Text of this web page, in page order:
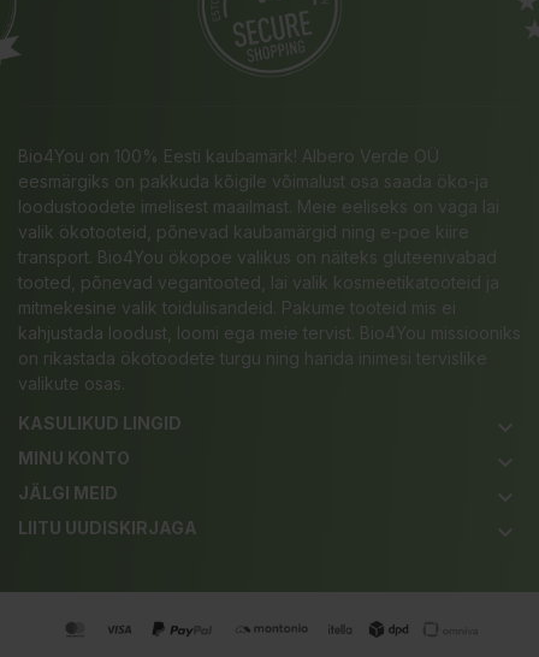
Bio4You on 100% Eesti kaubamärk! Albero Verde OÜ
eesmärgiks on pakkuda kõigile võimalust osa saada öko-ja
loodustoodete imelisest maailmast. Meie eeliseks on väga lai
valik ökotooteid, põnevad kaubamärgid ning e-poe kiire
transport. Bio4You ökopoe valikus on näiteks gluteenivabad
tooted, põnevad vegantooted, lai valik kosmeetikatooteid ja
mitmekesine valik toidulisandeid. Pakume tooteid mis ei
kahjustada loodust, loomi ega meie tervist. Bio4You missiooniks
on rikastada ökotoodete turgu ning harida inimesi tervislike
valikute osas.
KASULIKUD LINGID
keyboard_arrow_down
MINU KONTO keyboard_arrow_down
JÄLGI MEID keyboard_arrow_down
LIITU UUDISKIRJAGA keyboard_arrow_down